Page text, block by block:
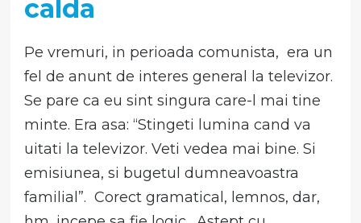
calda
Pe vremuri, in perioada comunista, era un
fel de anunt de interes general la televizor.
Se pare ca eu sint singura care-l mai tine
minte. Era asa: “Stingeti lumina cand va
uitati la televizor. Veti vedea mai bine. Si
emisiunea, si bugetul dumneavoastra
familial”. Corect gramatical, lemnos, dar,